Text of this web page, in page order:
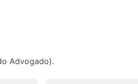
Advogado).